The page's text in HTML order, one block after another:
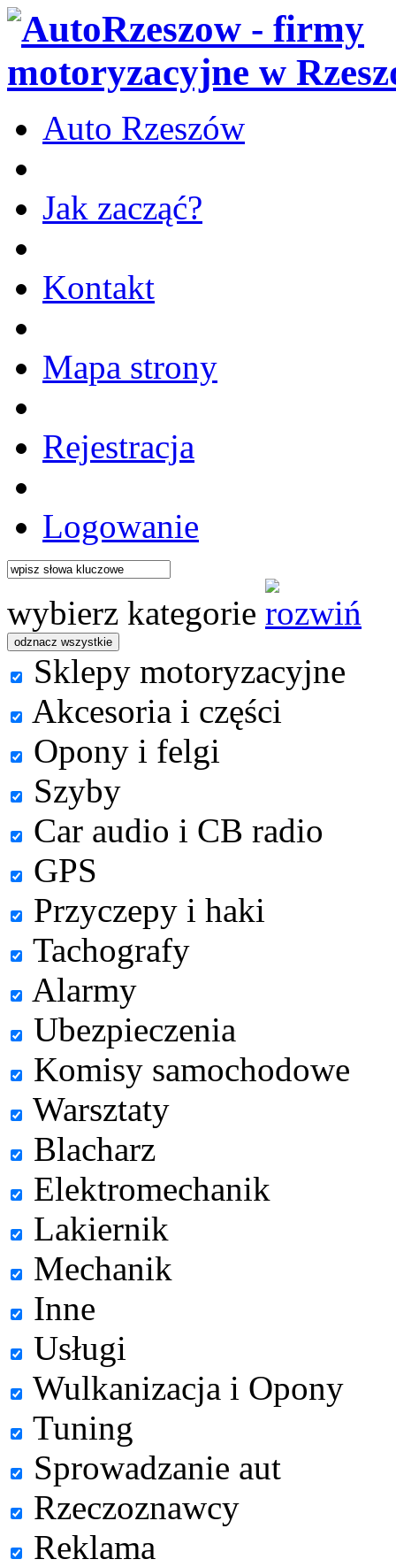
Auto Rzeszów
Jak zacząć?
Kontakt
Mapa strony
Rejestracja
Logowanie
wybierz kategorie
Sklepy motoryzacyjne
Akcesoria i części
Opony i felgi
Szyby
Car audio i CB radio
GPS
Przyczepy i haki
Tachografy
Alarmy
Ubezpieczenia
Komisy samochodowe
Warsztaty
Blacharz
Elektromechanik
Lakiernik
Mechanik
Inne
Usługi
Wulkanizacja i Opony
Tuning
Sprowadzanie aut
Rzeczoznawcy
Reklama